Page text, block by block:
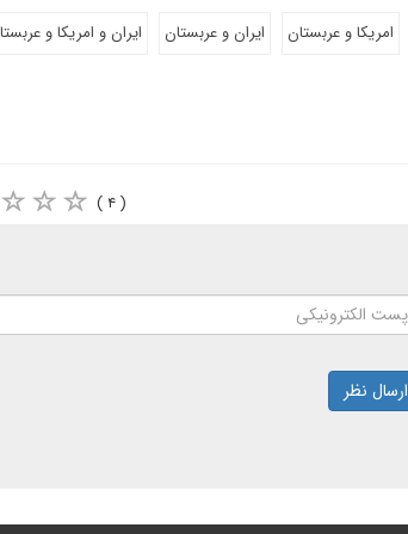
امریکا و عربستان ایران و عربستان
ایران و امریکا و
( ۴ )
ارسال نظر